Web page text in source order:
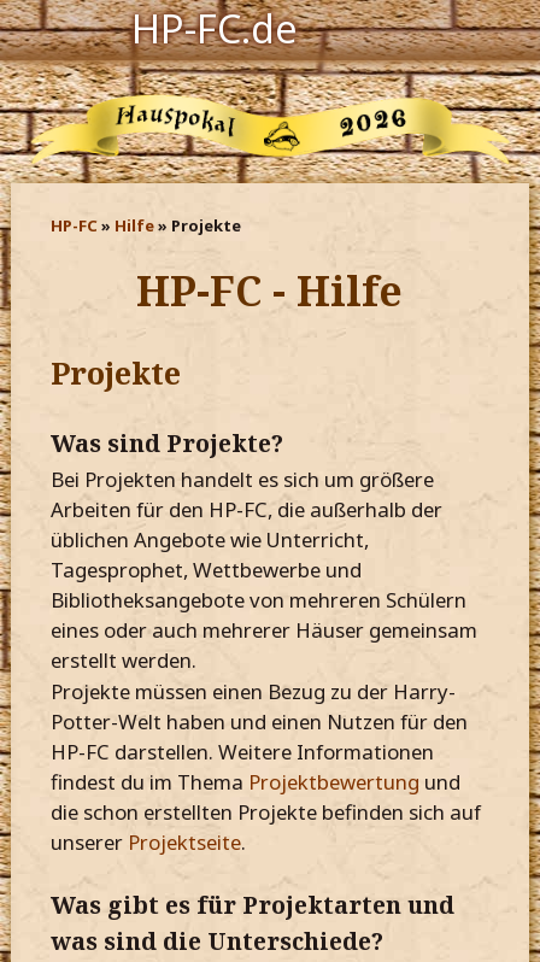
HP-FC.de
Navigation
Harry Potter
Der HP-FC
Hogwarts
Zauberwelt
Willkommen
Jetzt Fanclub-Mitglied werden!
HP-FC Hilfe Projekte
HP-FC - Hilfe
Projekte
Was sind Projekte?
Bei Projekten handelt es sich um größere
Arbeiten für den HP-FC, die außerhalb der
üblichen Angebote wie Unterricht,
Tagesprophet, Wettbewerbe und
Bibliotheksangebote von mehreren Schülern
eines oder auch mehrerer Häuser gemeinsam
erstellt werden.
Projekte müssen einen Bezug zu der Harry-
Potter-Welt haben und einen Nutzen für den
HP-FC darstellen. Weitere Informationen
findest du im Thema Projektbewertung und
die schon erstellten Projekte befinden sich auf
unserer Projektseite.
Was gibt es für Projektarten und
was sind die Unterschiede?